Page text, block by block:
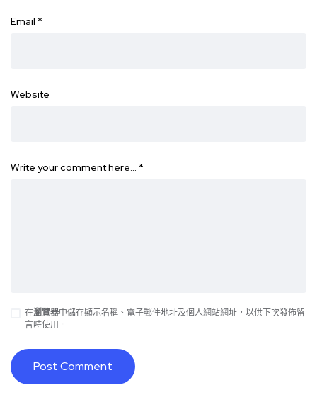
Email *
Website
Write your comment here… *
在瀏覽器中儲存顯示名稱、電子郵件地址及個人網站網址，以供下次發佈留
言時使用。